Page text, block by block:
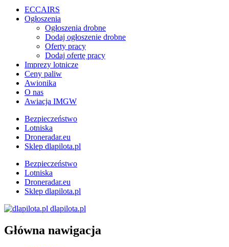
ECCAIRS
Ogłoszenia
Ogłoszenia drobne
Dodaj ogłoszenie drobne
Oferty pracy
Dodaj ofertę pracy
Imprezy lotnicze
Ceny paliw
Awionika
O nas
Awiacja IMGW
Bezpieczeństwo
Lotniska
Droneradar.eu
Sklep dlapilota.pl
Bezpieczeństwo
Lotniska
Droneradar.eu
Sklep dlapilota.pl
dlapilota.pl
Główna nawigacja